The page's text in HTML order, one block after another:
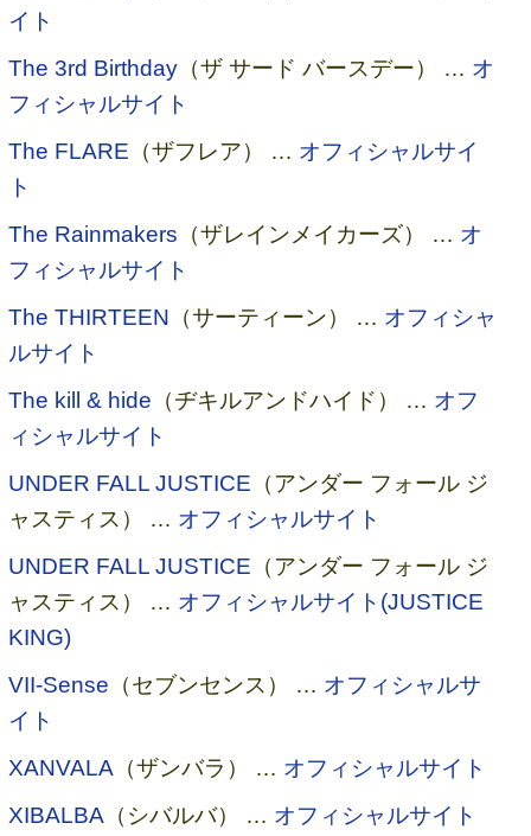
イト
The 3rd Birthday （ザ サード バースデー） … オ
フィシャルサイト
The FLARE （ザフレア） … オフィシャルサイ
ト
The Rainmakers （ザレインメイカーズ） … オ
フィシャルサイト
The THIRTEEN （サーティーン） … オフィシャ
ルサイト
The kill & hide （ヂキルアンドハイド） … オフ
ィシャルサイト
UNDER FALL JUSTICE （アンダー フォール ジ
ャスティス） … オフィシャルサイト
UNDER FALL JUSTICE （アンダー フォール ジ
ャスティス） … オフィシャルサイト(JUSTICE
KING)
VII-Sense （セブンセンス） … オフィシャルサ
イト
XANVALA （ザンバラ） … オフィシャルサイト
XIBALBA （シバルバ） … オフィシャルサイト